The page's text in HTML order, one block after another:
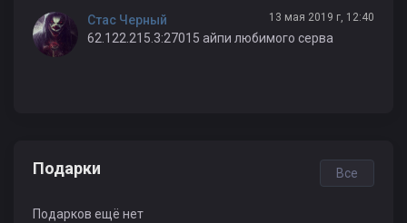
Стас Черный 13 мая 2019 г, 12:40
62.122.215.3:27015 айпи любимого серва
Подарки Все
Подарков ещё нет